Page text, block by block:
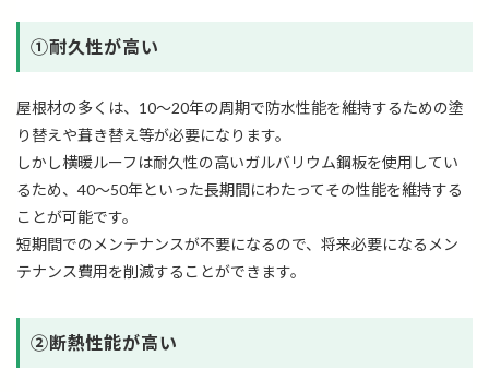
➀耐久性が高い
屋根材の多くは、10～20年の周期で防水性能を維持するための塗
り替えや葺き替え等が必要になります。
しかし横暖ルーフは耐久性の高いガルバリウム鋼板を使用してい
るため、40～50年といった長期間にわたってその性能を維持する
ことが可能です。
短期間でのメンテナンスが不要になるので、将来必要になるメン
テナンス費用を削減することができます。
➁断熱性能が高い